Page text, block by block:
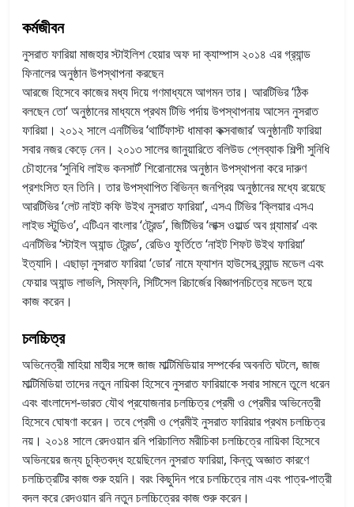
কর্মজীবন
নুসরাত ফারিয়া মাজহার স্টাইলিশ হেয়ার অফ দা ক্যাম্পাস ২০১৪ এর গ্র‍্যান্ড
ফিনালের অনুষ্ঠান উপস্থাপনা করছেন
আরজে হিসেবে কাজের মধ্য দিয়ে গণমাধ্যমে আগমন তার। আরটিভির ‘ঠিক
বলছেন তো‘ অনুষ্ঠানের মাধ্যমে প্রথম টিভি পর্দায় উপস্থাপনায় আসেন নুসরাত
ফারিয়া। ২০১২ সালে এনটিভির ‘থার্টিফাস্ট ধামাকা কক্সবাজার’ অনুষ্ঠানটি ফারিয়া
সবার নজর কেড়ে নেন। ২০১৩ সালের জানুয়ারিতে বলিউড প্লেব্যাক শিল্পী সুনিধি
চৌহানের ‘সুনিধি লাইভ কনসার্ট’ শিরোনামের অনুষ্ঠান উপস্থাপনা করে দারুণ
প্রশংসিত হন তিনি। তার উপস্থাপিত বিভিন্ন জনপ্রিয় অনুষ্ঠানের মধ্যে রয়েছে
আরটিভির ‘লেট নাইট কফি উইথ নুসরাত ফারিয়া’, এসএ টিভির ‘ক্লিয়ার এসএ
লাইভ স্টুডিও’, এটিএন বাংলার ‘ট্রেন্ড’, জিটিভির ‘লাক্স ওয়ার্ল্ড অব গ্ল্যামার’ এবং
এনটিভির ‘স্টাইল অ্যান্ড ট্রেন্ড’, রেডিও ফুর্তিতে ‘নাইট শিফট উইথ ফারিয়া’
ইত্যাদি। এছাড়া নুসরাত ফারিয়া ‘ডোর’ নামে ফ্যাশন হাউসের ব্র্যান্ড মডেল এবং
ফেয়ার অ্যান্ড লাভলি, সিম্ফনি, সিটিসেল রিচার্জের বিজ্ঞাপনচিত্রে মডেল হয়ে
কাজ করেন।
চলচ্চিত্র
অভিনেত্রী মাহিয়া মাহীর সঙ্গে জাজ মাল্টিমিডিয়ার সম্পর্কের অবনতি ঘটলে, জাজ
মাল্টিমিডিয়া তাদের নতুন নায়িকা হিসেবে নুসরাত ফারিয়াকে সবার সামনে তুলে ধরেন
এবং বাংলাদেশ-ভারত যৌথ প্রযোজনার চলচ্চিত্র প্রেমী ও প্রেমীর অভিনেত্রী
হিসেবে ঘোষণা করেন। তবে প্রেমী ও প্রেমীই নুসরাত ফারিয়ার প্রথম চলচ্চিত্র
নয়। ২০১৪ সালে রেদওয়ান রনি পরিচালিত মরীচিকা চলচ্চিত্রে নায়িকা হিসেবে
অভিনয়ের জন্য চুক্তিবদ্ধ হয়েছিলেন নুসরাত ফারিয়া, কিন্তু অজ্ঞাত কারণে
চলচ্চিত্রটির কাজ শুরু হয়নি। বরং কিছুদিন পরে চলচ্চিত্রে নাম এবং পাত্র-পাত্রী
বদল করে রেদওয়ান রনি নতুন চলচ্চিত্রের কাজ শুরু করেন।